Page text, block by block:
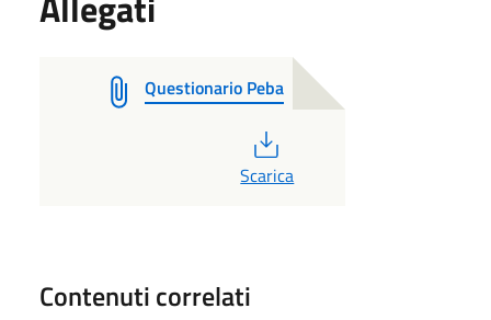
Questionario Peba
Scarica
Contenuti correlati